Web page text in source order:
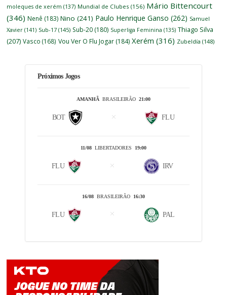
moleques de xerém (137) Mundial de Clubes (156) Mário Bittencourt
(346) Nenê (183) Nino (241) Paulo Henrique Ganso (262) Samuel
Xavier (141) Sub-17 (145) Sub-20 (180) Superliga Feminina (135) Thiago Silva
(207) Vasco (168) Vou Ver O Flu Jogar (184) Xerém (316) Zubeldía (148)
Próximos Jogos
AMANHÃBRASILEIRÃO 21:00
BOT FLU
11/08LIBERTADORES 19:00
FLU IRV
16/08BRASILEIRÃO 16:30
FLU PAL